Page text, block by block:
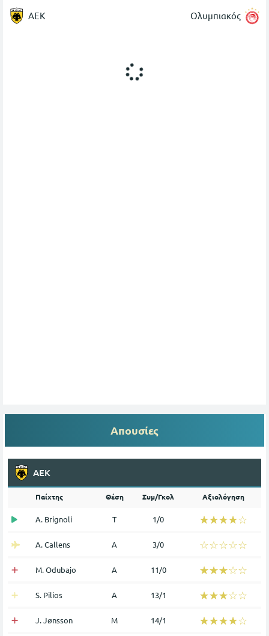
ΑΕΚ Ολυμπιακός
Απουσίες
ΑΕΚ
Παίχτης Θέση Συμ/Γκολ Αξιολόγηση
A. Brignoli Τ 1/0 ☆☆☆☆☆
★★★★★
A. Callens Α 3/0 ☆☆☆☆☆
★★★★★
M. Odubajo Α 11/0 ☆☆☆☆☆
★★★★★
S. Pilios Α 13/1 ☆☆☆☆☆
★★★★★
J. Jønsson Μ 14/1 ☆☆☆☆☆
★★★★★